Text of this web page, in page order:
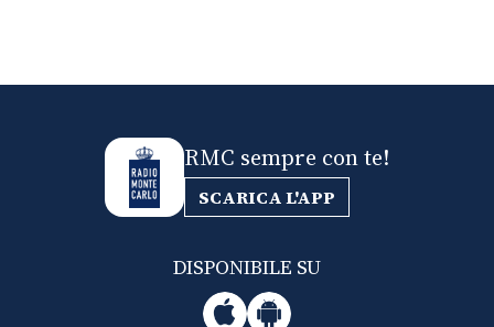
RMC sempre con te!
SCARICA L'APP
DISPONIBILE SU